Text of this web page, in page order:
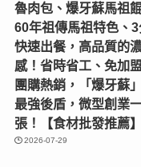
魯肉包、爆牙蘇馬祖
60年祖傳馬祖特色、
快速出餐，高品質的
感！省時省工、免加
團購熱銷，「爆牙蘇
最強後盾，微型創業
張！【食材批發推薦】
2026-07-29